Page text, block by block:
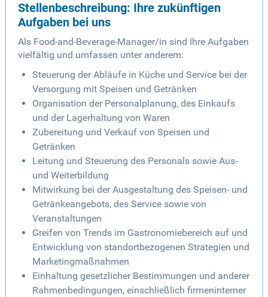
Stellenbeschreibung: Ihre zukünftigen
Aufgaben bei uns
Als Food-and-Beverage-Manager/in sind Ihre Aufgaben
vielfältig und umfassen unter anderem:
Steuerung der Abläufe in Küche und Service bei der
Versorgung mit Speisen und Getränken
Organisation der Personalplanung, des Einkaufs
und der Lagerhaltung von Waren
Zubereitung und Verkauf von Speisen und
Getränken
Leitung und Steuerung des Personals sowie Aus-
und Weiterbildung
Mitwirkung bei der Ausgestaltung des Speisen- und
Getränkeangebots, des Service sowie von
Veranstaltungen
Greifen von Trends im Gastronomiebereich auf und
Entwicklung von standortbezogenen Strategien und
Marketingmaßnahmen
Einhaltung gesetzlicher Bestimmungen und anderer
Rahmenbedingungen, einschließlich firmeninterner